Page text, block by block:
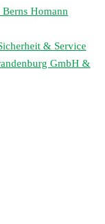
Homann
& Service
GmbH &